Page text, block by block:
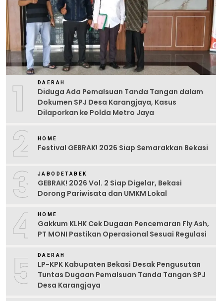
1 DAERAH
Diduga Ada Pemalsuan Tanda Tangan dalam
Dokumen SPJ Desa Karangjaya, Kasus
Dilaporkan ke Polda Metro Jaya
2 HOME
Festival GEBRAK! 2026 Siap Semarakkan Bekasi
3 JABODETABEK
GEBRAK! 2026 Vol. 2 Siap Digelar, Bekasi
Dorong Pariwisata dan UMKM Lokal
4 HOME
Gakkum KLHK Cek Dugaan Pencemaran Fly Ash,
PT MONI Pastikan Operasional Sesuai Regulasi
5 DAERAH
LP-KPK Kabupaten Bekasi Desak Pengusutan
Tuntas Dugaan Pemalsuan Tanda Tangan SPJ
Desa Karangjaya